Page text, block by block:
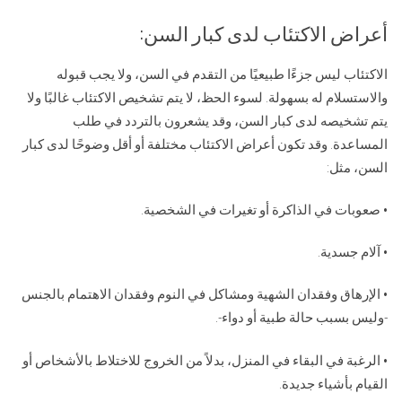
أعراض الاكتئاب لدى كبار السن:
الاكتئاب ليس جزءًا طبيعيًا من التقدم في السن، ولا يجب قبوله
والاستسلام له بسهولة. لسوء الحظ، لا يتم تشخيص الاكتئاب غالبًا ولا
يتم تشخيصه لدى كبار السن، وقد يشعرون بالتردد في طلب
المساعدة. وقد تكون أعراض الاكتئاب مختلفة أو أقل وضوحًا لدى كبار
السن، مثل:
• صعوبات في الذاكرة أو تغيرات في الشخصية.
• آلام جسدية.
• الإرهاق وفقدان الشهية ومشاكل في النوم وفقدان الاهتمام بالجنس
-وليس بسبب حالة طبية أو دواء-.
• الرغبة في البقاء في المنزل، بدلاً من الخروج للاختلاط بالأشخاص أو
القيام بأشياء جديدة.